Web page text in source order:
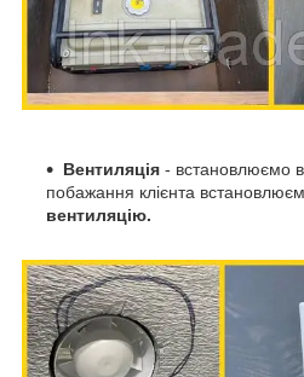
Вентиляція - встановлюємо
побажання клієнта
вентиляцію.